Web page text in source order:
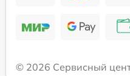
© 2026 Сервисный